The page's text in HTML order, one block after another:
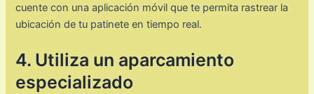
cuente con una aplicación móvil que te permita rastrear la
ubicación de tu patinete en tiempo real.
4. Utiliza un aparcamiento
especializado